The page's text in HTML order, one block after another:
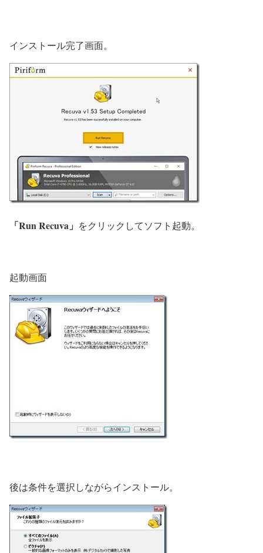
インストール完了画面。
「Run Recuva」 をクリックしてソフト起動。
起動画面
後は条件を選択しながらインストール。